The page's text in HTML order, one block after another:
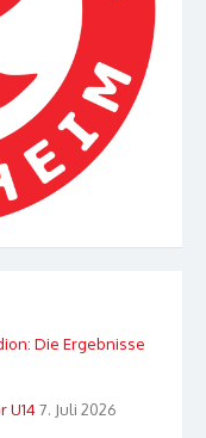
Die Ergebnisse
U14 7. Juli 2026